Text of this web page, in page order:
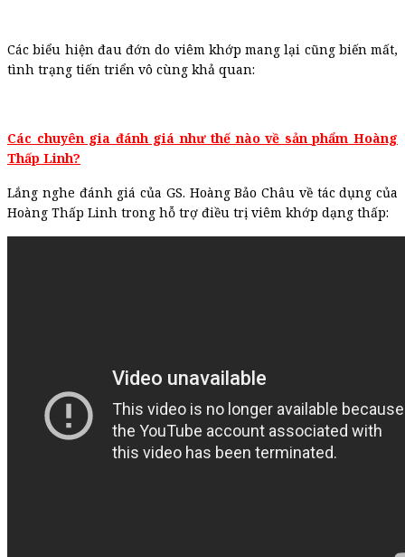
Các biểu hiện đau đớn do viêm khớp mang lại cũng biến mất,
tình trạng tiến triển vô cùng khả quan:
Các chuyên gia đánh giá như thế nào về sản phẩm Hoàng
Thấp Linh?
Lắng nghe đánh giá của GS. Hoàng Bảo Châu về tác dụng của
Hoàng Thấp Linh trong hỗ trợ điều trị viêm khớp dạng thấp: